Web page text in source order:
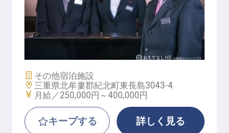
マネージャー・支配人（宿泊部門）
施設業態
その他宿泊施設
勤務地
三重県北牟婁郡紀北町東長島3043-4
給与
月給／250,000円～400,000円
キープする 詳しく見る